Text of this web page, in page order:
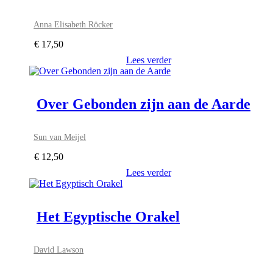
Anna Elisabeth Röcker
€ 17,50
Lees verder
Over Gebonden zijn aan de Aarde
Sun van Meijel
€ 12,50
Lees verder
Het Egyptische Orakel
David Lawson